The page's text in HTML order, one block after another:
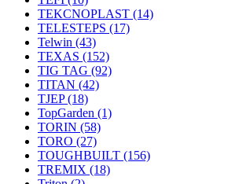
TEKCNOPLAST (14)
TELESTEPS (17)
Telwin (43)
TEXAS (152)
TIG TAG (92)
TITAN (42)
TJEP(18)
TopGarden (1)
TORIN (58)
TORO (27)
TOUGHBUILT (156)
TREMIX (18)